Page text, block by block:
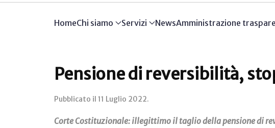
HomeChi siamo Servizi NewsAmministrazione
Pensione di reversibilità,
Pubblicato il 11 Luglio 2022.
Corte Costituzionale: illegittimo il taglio della pensione di